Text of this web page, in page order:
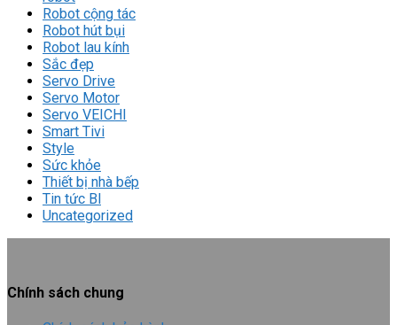
Robot cộng tác
Robot hút bụi
Robot lau kính
Sắc đẹp
Servo Drive
Servo Motor
Servo VEICHI
Smart Tivi
Style
Sức khỏe
Thiết bị nhà bếp
Tin tức Bl
Uncategorized
Chính sách chung